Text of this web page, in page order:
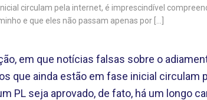
circulam pela internet, é imprescindível
e que eles não passam apenas por […]
em que notícias falsas sobre o
que ainda estão em fase inicial circulam
PL seja aprovado, de fato, há um longo